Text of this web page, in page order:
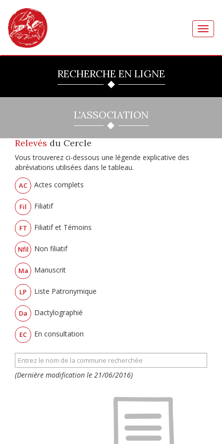
RECHERCHE EN LIGNE
L'ASSOCIATION
Relevés du Cercle
Vous trouverez ci-dessous une légende explicative des
abréviations utilisées dans le tableau.
AC Actes complets
Fil Filiatif
FT Filiatif et Témoins
Nfil Non filiatif
Ma Manuscrit
LP Liste Patronymique
Da Dactylographié
EC En consultation
(Dernière modification le 21/06/2016)